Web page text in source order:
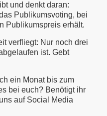
und denkt daran:
Publikumsvoting, bei
Publikumspreis erhält.
verfliegt: Nur noch drei
ist. Gebt
ein Monat bis zum
bei euch? Benötigt ihr
auf Social Media